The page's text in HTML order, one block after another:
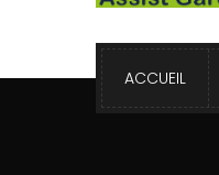
ACCUEIL